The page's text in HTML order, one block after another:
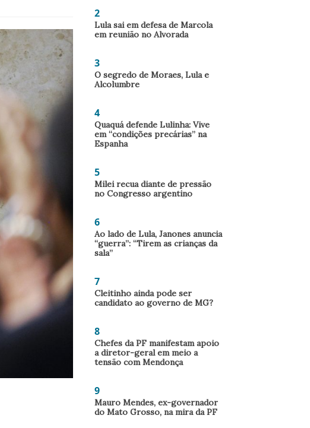
2
Lula sai em defesa de Marcola
em reunião no Alvorada
3
O segredo de Moraes, Lula e
Alcolumbre
4
Quaquá defende Lulinha: Vive
em “condições precárias” na
Espanha
5
Milei recua diante de pressão
no Congresso argentino
6
Ao lado de Lula, Janones anuncia
“guerra”: “Tirem as crianças da
sala”
7
Cleitinho ainda pode ser
candidato ao governo de MG?
8
Chefes da PF manifestam apoio
a diretor-geral em meio a
tensão com Mendonça
9
Mauro Mendes, ex-governador
do Mato Grosso, na mira da PF